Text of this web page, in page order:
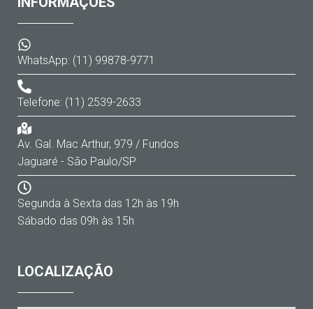
WhatsApp: (11) 99878-9771
Telefone: (11) 2539-2633
Av. Gal. Mac Arthur, 979 / Fundos
Jaguaré - São Paulo/SP
Segunda à Sexta das 12h às 19h
Sábado das 09h às 15h
LOCALIZAÇÃO